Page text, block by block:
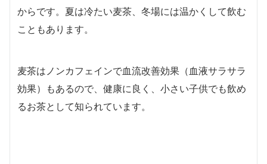
からです。夏は冷たい麦茶、冬場には温かくして飲む
こともあります。
麦茶はノンカフェインで血流改善効果（血液サラサラ
効果）もあるので、健康に良く、小さい子供でも飲め
るお茶として知られています。